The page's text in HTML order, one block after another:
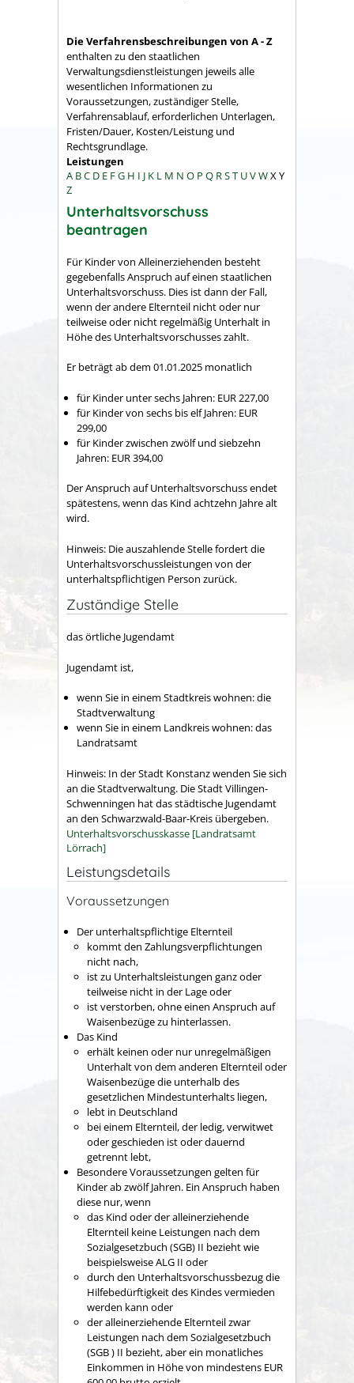
Die Verfahrensbeschreibungen von A - Z
enthalten zu den staatlichen
Verwaltungsdienstleistungen jeweils alle
wesentlichen Informationen zu
Voraussetzungen, zuständiger Stelle,
Verfahrensablauf, erforderlichen Unterlagen,
Fristen/Dauer, Kosten/Leistung und
Rechtsgrundlage.
Leistungen
A BC D E FG H I J K L M N O P Q RST UVWX Y
Z
Unterhaltsvorschuss
beantragen
Für Kinder von Alleinerziehenden besteht
gegebenfalls Anspruch auf einen staatlichen
Unterhaltsvorschuss. Dies ist dann der Fall,
wenn der andere Elternteil nicht oder nur
teilweise oder nicht regelmäßig Unterhalt in
Höhe des Unterhaltsvorschusses zahlt.
Er beträgt ab dem 01.01.2025 monatlich
für Kinder unter sechs Jahren: EUR 227,00
für Kinder von sechs bis elf Jahren: EUR
299,00
für Kinder zwischen zwölf und siebzehn
Jahren: EUR 394,00
Der Anspruch auf Unterhaltsvorschuss endet
spätestens, wenn das Kind achtzehn Jahre alt
wird.
Hinweis: Die auszahlende Stelle fordert die
Unterhaltsvorschussleistungen von der
unterhaltspflichtigen Person zurück.
Zuständige Stelle
das örtliche Jugendamt
Jugendamt ist,
wenn Sie in einem Stadtkreis wohnen: die
Stadtverwaltung
wenn Sie in einem Landkreis wohnen: das
Landratsamt
Hinweis: In der Stadt Konstanz wenden Sie sich
an die Stadtverwaltung. Die Stadt Villingen-
Schwenningen hat das städtische Jugendamt
an den Schwarzwald-Baar-Kreis übergeben.
Unterhaltsvorschusskasse [Landratsamt
Lörrach]
Leistungsdetails
Voraussetzungen
Der unterhaltspflichtige Elternteil
kommt den Zahlungsverpflichtungen
nicht nach,
ist zu Unterhaltsleistungen ganz oder
teilweise nicht in der Lage oder
ist verstorben, ohne einen Anspruch auf
Waisenbezüge zu hinterlassen.
Das Kind
erhält keinen oder nur unregelmäßigen
Unterhalt von dem anderen Elternteil oder
Waisenbezüge die unterhalb des
gesetzlichen Mindestunterhalts liegen,
lebt in Deutschland
bei einem Elternteil, der ledig, verwitwet
oder geschieden ist oder dauernd
getrennt lebt,
Besondere Voraussetzungen gelten für
Kinder ab zwölf Jahren. Ein Anspruch haben
diese nur, wenn
das Kind oder der alleinerziehende
Elternteil keine Leistungen nach dem
Sozialgesetzbuch (SGB) II bezieht wie
beispielsweise ALG II oder
durch den Unterhaltsvorschussbezug die
Hilfebedürftigkeit des Kindes vermieden
werden kann oder
der alleinerziehende Elternteil zwar
Leistungen nach dem Sozialgesetzbuch
(SGB ) II bezieht, aber ein monatliches
Einkommen in Höhe von mindestens EUR